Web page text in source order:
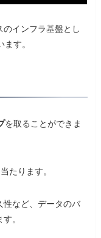
インフラ基盤とし
す。
を取ることができま
たります。
性など、データのバ
。